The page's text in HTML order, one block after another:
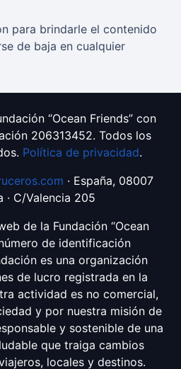
para brindarle el contenido
de baja en cualquier
“Ocean Friends” con
206313452. Todos los
Política de privacidad.
· España, 08007
· C/Valencia 205
de la Fundación “Ocean
de identificación
es una organización
de lucro registrada en la
actividad es no comercial,
y por nuestra misión de
y sostenible de una
que traiga cambios
locales y destinos.